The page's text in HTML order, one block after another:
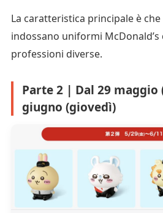
La caratteristica principale è
indossano uniformi
professioni diverse.
Parte 2 | Dal 29 maggio
giugno (giovedì)